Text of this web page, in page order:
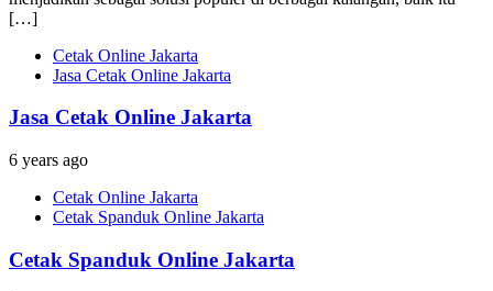
[…]
Cetak Online Jakarta
Jasa Cetak Online Jakarta
Jasa Cetak Online Jakarta
6 years ago
Cetak Online Jakarta
Cetak Spanduk Online Jakarta
Cetak Spanduk Online Jakarta